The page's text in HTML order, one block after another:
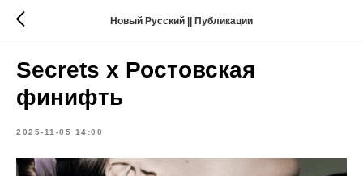
Новый Русский || Публикации
Secrets х Ростовская
финифть
2025-11-05 14:00